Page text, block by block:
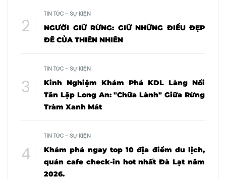
TIN TỨC - SỰ KIỆN
NGƯỜI GIỮ RỪNG: GIỮ NHỮNG ĐIỀU ĐẸP
ĐẼ CỦA THIÊN NHIÊN
TIN TỨC - SỰ KIỆN
Kinh Nghiệm Khám Phá KDL Làng Nổi
Tân Lập Long An: "Chữa Lành" Giữa Rừng
Tràm Xanh Mát
TIN TỨC - SỰ KIỆN
Khám phá ngay top 10 địa điểm du lịch,
quán cafe check-in hot nhất Đà Lạt năm
2026.